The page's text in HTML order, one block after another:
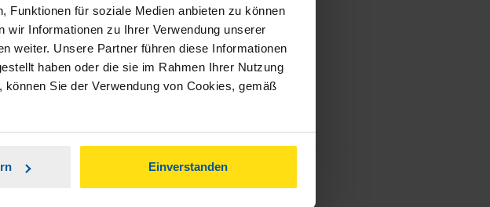
Funktionen für soziale Medien anbieten zu können
wir Informationen zu Ihrer Verwendung unserer
weiter. Unsere Partner führen diese Informationen
haben oder die sie im Rahmen Ihrer Nutzung
Sie der Verwendung von Cookies, gemäß
Einverstanden